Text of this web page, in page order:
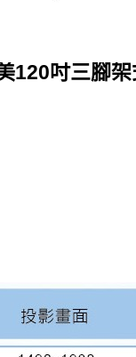
120吋三腳